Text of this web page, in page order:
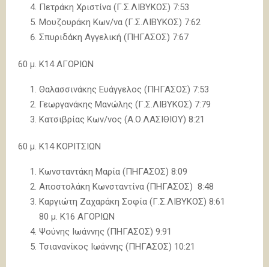
Πετράκη Χριστίνα (Γ.Σ.ΛΙΒΥΚΟΣ) 7:53
Μουζουράκη Κων/να (Γ.Σ.ΛΙΒΥΚΟΣ) 7:62
Σπυριδάκη Αγγελική (ΠΗΓΑΣΟΣ) 7:67
60 μ. Κ14 ΑΓΟΡΙΩΝ
Θαλασσινάκης Ευάγγελος (ΠΗΓΑΣΟΣ) 7:53
Γεωργανάκης Μανώλης (Γ.Σ.ΛΙΒΥΚΟΣ) 7:79
Κατσιβρίας Κων/νος (Α.Ο.ΛΑΣΙΘΙΟΥ) 8:21
60 μ. Κ14 ΚΟΡΙΤΣΙΩΝ
Κωνσταντάκη Μαρία (ΠΗΓΑΣΟΣ) 8:09
Αποστολάκη Κωνσταντίνα (ΠΗΓΑΣΟΣ) 8:48
Καργιώτη Ζαχαράκη Σοφία (Γ.Σ.ΛΙΒΥΚΟΣ) 8:61
80 μ. Κ16 ΑΓΟΡΙΩΝ
Ψούνης Ιωάννης (ΠΗΓΑΣΟΣ) 9:91
Τσιανανίκος Ιωάννης (ΠΗΓΑΣΟΣ) 10:21